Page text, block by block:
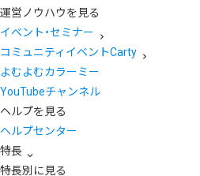
運営ノウハウを見る
イベント・セミナー
コミュニティイベントCarty
よむよむカラーミー
YouTubeチャンネル
ヘルプを見る
ヘルプセンター
特長
特長別に見る